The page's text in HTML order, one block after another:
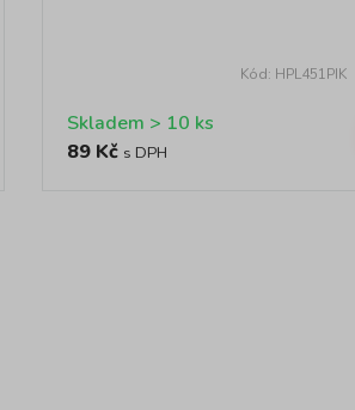
Kód: HPL451PIK
Skladem > 10 ks
89 Kč s DPH